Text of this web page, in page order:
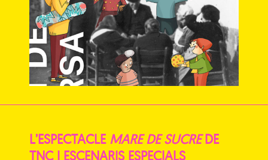
L’ESPECTACLE MARE DE SUCREDE
TNC I ESCENARIS ESPECIALS